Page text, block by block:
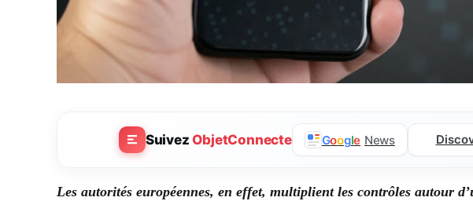
SuivezObjetConnecte Google News
Les autorités européennes, en effet, multiplient les contrôles autour